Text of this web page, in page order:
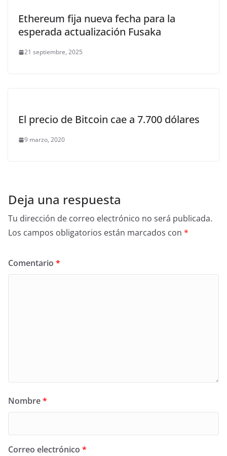
Ethereum fija nueva fecha para la
esperada actualización Fusaka
21 septiembre, 2025
El precio de Bitcoin cae a 7.700 dólares
9 marzo, 2020
Deja una respuesta
Tu dirección de correo electrónico no será publicada.
Los campos obligatorios están marcados con *
Comentario *
Nombre*
Correo electrónico *